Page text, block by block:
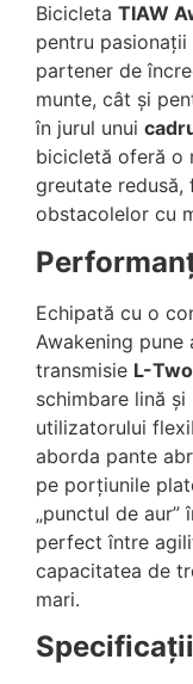
Bicicleta TIAW
pentru
partener de
munte, cât și
în jurul unui
bicicletă oferă o
greutate redusă,
obstacolelor cu
Echipată cu o
Awakening
transmisie L-
schimbare lină
utilizatorului
aborda pante
pe porțiunile
„punctul de aur”
perfect între
capacitatea de
mari.